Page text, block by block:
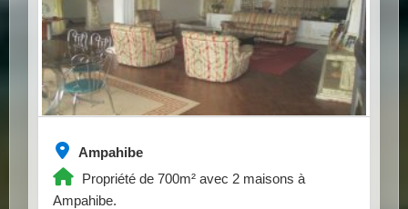
Ampahibe
Propriété de 700m² avec 2 maisons à
Ampahibe.